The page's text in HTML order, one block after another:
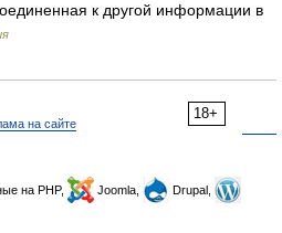
к другой информации в
18+
на сайте
на PHP, Joomla,
Drupal,